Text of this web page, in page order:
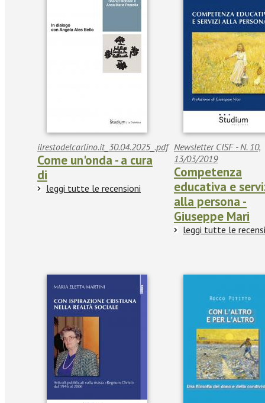
ilrestodelcarlino.it_30.04.2025_.pdf
Come un'onda - a cura
di
leggi tutte le recensioni
Newsletter CISF - N. 10,
13/03/2019
Competenza
educativa e
alla persona -
Giuseppe Mari
leggi tutte le